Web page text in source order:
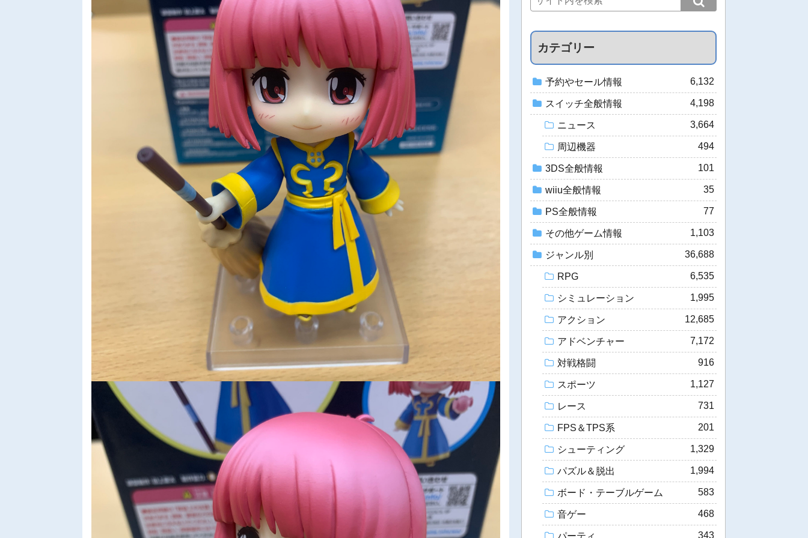
カテゴリー
予約やセール情報 6,132
スイッチ全般情報 4,198
ニュース 3,664
周辺機器 494
3DS全般情報 101
wiiu全般情報 35
PS全般情報 77
その他ゲーム情報 1,103
ジャンル別 36,688
RPG 6,535
シミュレーション 1,995
アクション 12,685
アドベンチャー 7,172
対戦格闘 916
スポーツ 1,127
レース 731
FPS＆TPS系 201
シューティング 1,329
パズル＆脱出 1,994
ボード・テーブルゲーム 583
音ゲー 468
パーティ 343